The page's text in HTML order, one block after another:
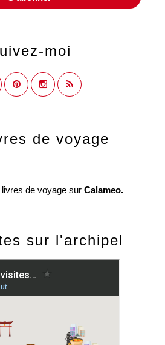
moi
de voyage
de voyage sur Calameo.
sur l'archipel